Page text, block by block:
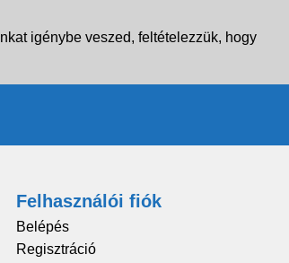
igénybe veszed, feltételezzük, hogy
Felhasználói fiók
Belépés
Regisztráció